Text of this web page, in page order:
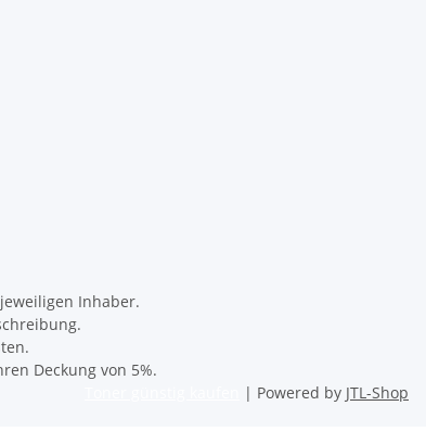
Inhaber.
Deckung von 5%.
| Powered by JTL-Shop